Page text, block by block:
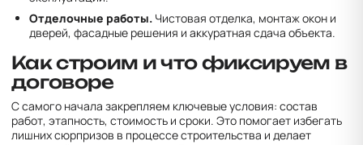
Отделочные работы. Чистовая отделка, монтаж окон и
дверей, фасадные решения и аккуратная сдача объекта.
Как строим и что фиксируем в
договоре
С самого начала закрепляем ключевые условия: состав
работ, этапность, стоимость и сроки. Это помогает избегать
лишних сюрпризов в процессе строительства и делает